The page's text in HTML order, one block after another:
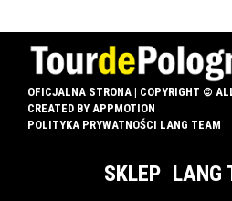
OFICJALNA STRONA | COPYRIGHT ©
CREATED BY APPMOTION
POLITYKA PRYWATNOŚCI LANG TEAM
SKLEP LANG